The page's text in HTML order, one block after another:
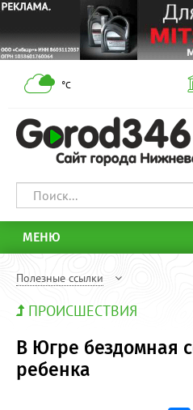
°С
МЕНЮ
Полезные ссылки
ПРОИСШЕСТВИЯ
В Югре бездомная
ребенка